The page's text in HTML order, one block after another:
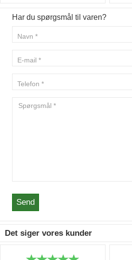
Har du spørgsmål til varen?
Send
Det siger vores kunder